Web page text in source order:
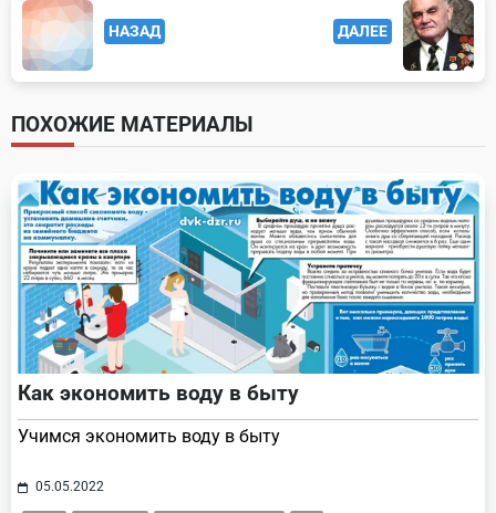
<span
class="nav-
subtitle
screen-
reader-
text">Page</span>
НАЗАД ДАЛЕЕ
ПОХОЖИЕ МАТЕРИАЛЫ
Как экономить воду в быту
Учимся экономить воду в быту
05.05.2022